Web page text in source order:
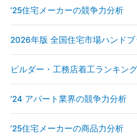
’25住宅メーカーの競争力分析
2026年版 全国住宅市場ハンドブ
ビルダー・工務店着工ランキン
’24 アパート業界の競争力分析
’25住宅メーカーの商品力分析